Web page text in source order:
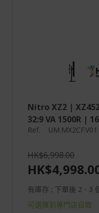
Nitro XZ2 |
32:9 VA 1500R |
Ref. UM.MX2CF.V01
HK$6,998.00
有庫存 ; 下單後 2 - 3
可選擇到專門店自取